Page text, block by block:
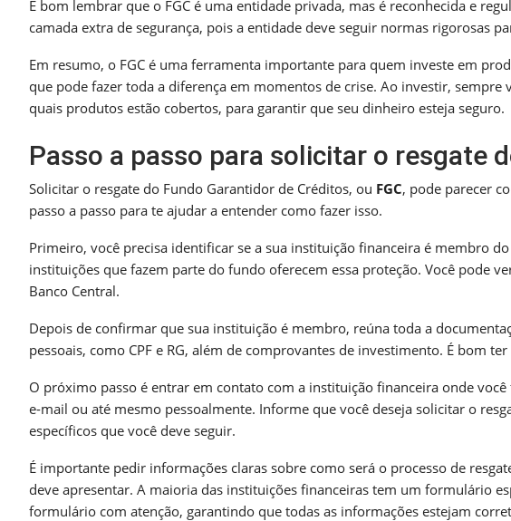
É bom lembrar que o FGC é uma entidade privada, mas é reconhecida e
camada extra de segurança, pois a entidade deve seguir normas rigorosas
Em resumo, o FGC é uma ferramenta importante para quem investe em
que pode fazer toda a diferença em momentos de crise. Ao investir,
quais produtos estão cobertos, para garantir que seu dinheiro esteja seguro.
Passo a passo para solicitar o resgate
Solicitar o resgate do Fundo Garantidor de Créditos, ou FGC, pode parecer
passo a passo para te ajudar a entender como fazer isso.
Primeiro, você precisa identificar se a sua instituição financeira é membro
instituições que fazem parte do fundo oferecem essa proteção. Você pode
Banco Central.
Depois de confirmar que sua instituição é membro, reúna toda a
pessoais, como CPF e RG, além de comprovantes de investimento. É bom
O próximo passo é entrar em contato com a instituição financeira onde
e-mail ou até mesmo pessoalmente. Informe que você deseja solicitar o
específicos que você deve seguir.
É importante pedir informações claras sobre como será o processo de
deve apresentar. A maioria das instituições financeiras tem um formulário
formulário com atenção, garantindo que todas as informações estejam